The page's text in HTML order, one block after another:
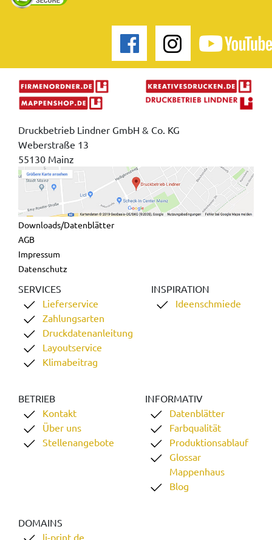
Druckbetrieb Lindner GmbH & Co. KG
Weberstraße 13
55130 Mainz
Downloads/Datenblätter
AGB
Impressum
Datenschutz
SERVICES
Lieferservice
Zahlungsarten
Druckdatenanleitung
Layoutservice
Klimabeitrag
INSPIRATION
Ideenschmiede
BETRIEB
Kontakt
Über uns
Stellenangebote
INFORMATIV
Datenblätter
Farbqualität
Produktionsablauf
Glossar
Mappenhaus
Blog
DOMAINS
li-print.de